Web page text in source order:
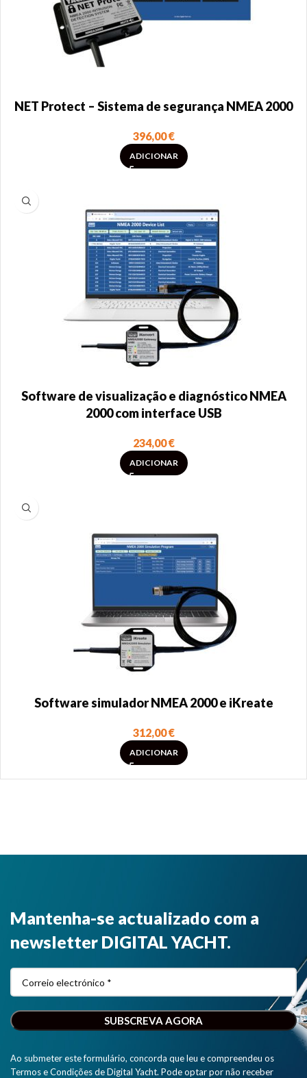
NET Protect – Sistema de segurança NMEA 2000
396,00€
ADICIONAR
Software de visualização e diagnóstico NMEA
2000 com interface USB
234,00€
ADICIONAR
Software simulador NMEA 2000 e iKreate
312,00€
ADICIONAR
Mantenha-se actualizado com a
newsletter DIGITAL YACHT.
Ao submeter este formulário, concorda que leu e compreendeu os
Termos e Condições de Digital Yacht. Pode optar por não receber